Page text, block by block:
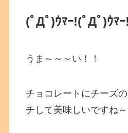
(ﾟДﾟ)ｳﾏｰ!(ﾟДﾟ)ｳﾏｰ!
うま～～～い！！
チョコレートにチーズ
チして美味しいですね～